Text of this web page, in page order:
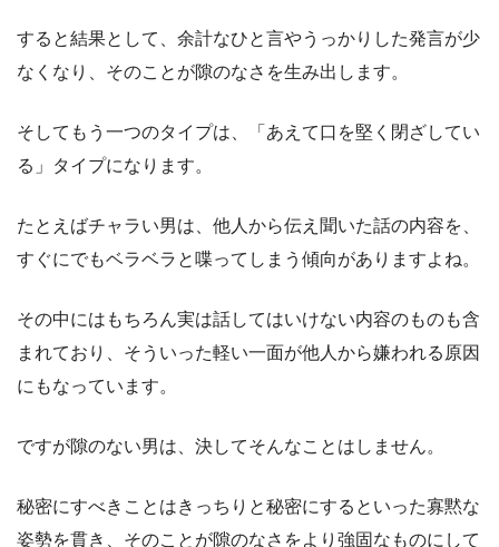
すると結果として、余計なひと言やうっかりした発言が少
なくなり、そのことが隙のなさを生み出します。
そしてもう一つのタイプは、「あえて口を堅く閉ざしてい
る」タイプになります。
たとえばチャラい男は、他人から伝え聞いた話の内容を、
すぐにでもベラベラと喋ってしまう傾向がありますよね。
その中にはもちろん実は話してはいけない内容のものも含
まれており、そういった軽い一面が他人から嫌われる原因
にもなっています。
ですが隙のない男は、決してそんなことはしません。
秘密にすべきことはきっちりと秘密にするといった寡黙な
姿勢を貫き、そのことが隙のなさをより強固なものにして